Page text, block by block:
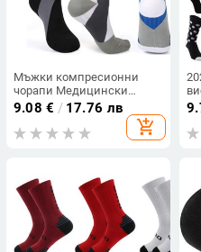
Мъжки компресионни
чорапи Медицински
чорапи за кърмачки
Бързосъхнещи
Колоездене на открито
9.08 € / 17.76 лв
add_shopping_cart